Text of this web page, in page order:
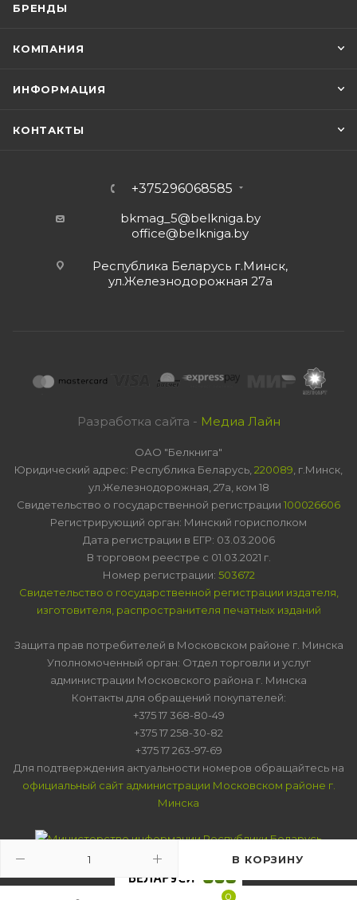
В КОРЗИНУ
0
БРЕНДЫ
КОМПАНИЯ
ИНФОРМАЦИЯ
КОНТАКТЫ
+375296068585
bkmag_5@belkniga.by
office@belkniga.by
Республика Беларусь г.Минск,
ул.Железнодорожная 27а
Разработка сайта - Медиа Лайн
ОАО "Белкнига"
Юридический адрес: Республика Беларусь, 220089 , г.Минск,
ул.Железнодорожная, 27а, ком 18
Свидетельство о государственной регистрации 100026606
Регистрирующий орган: Минский горисполком
Дата регистрации в ЕГР: 03.03.2006
В торговом реестре с 01.03.2021 г.
Номер регистрации: 503672
Свидетельство о государственной регистрации издателя,
изготовителя, распространителя печатных изданий
Защита прав потребителей в Московском районе г. Минска
Уполномоченный орган: Отдел торговли и услуг
администрации Московского района г. Минска
Контакты для обращений покупателей:
+375 17 368-80-49
+375 17 258-30-82
+375 17 263-97-69
Для подтверждения актуальности номеров обращайтесь на
официальный сайт администрации Московском районе г.
Минска